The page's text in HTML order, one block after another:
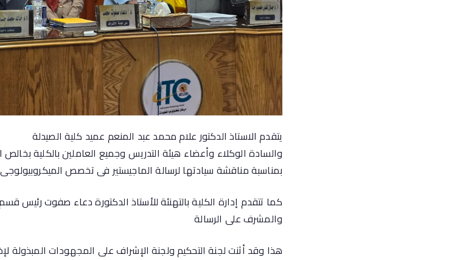
يتقدم الاستاذ الدكتور علام محمد عبد المنعم عميد كلية الصيدلة
والسادة الوكلاء وأعضاء هيئة التدريس وجميع العاملين بالكلية بخالص
بمناسبة مناقشة سيادتها لرسالة الماجيستير فى تخصص الميكروبيولوجى
كما تتقدم إدارة الكلية بالتهنئة للأستاذ الدكتورة دعاء صفوت رئيس
والمشرف على الرسالة
هذا وقد أثنت لجنة التحكيم ولجنة الإشراف على المجهودات المبذولة